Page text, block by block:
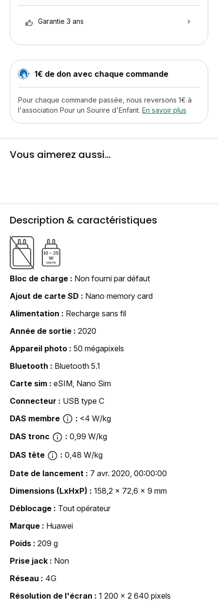
Garantie 3 ans
1€ de don avec chaque commande
Pour chaque commande passée, nous reversons 1€ à
l'association Pour un Sourire d'Enfant. En savoir plus
Vous aimerez aussi...
Description & caractéristiques
Bloc de charge
Non fourni par défaut
Ajout de carte SD
Nano memory card
Alimentation
Recharge sans fil
Année de sortie
2020
Appareil photo
50 mégapixels
Bluetooth
Bluetooth 5.1
Carte sim
eSIM, Nano Sim
Connecteur
USB type C
DAS membre
<4 W/kg
DAS tronc
0,99 W/kg
DAS tête
0,48 W/kg
Date de lancement
7 avr. 2020, 00:00:00
Dimensions (LxHxP)
158,2 x 72,6 x 9 mm
Déblocage
Tout opérateur
Marque
Huawei
Poids
209 g
Prise jack
Non
Réseau
4G
Résolution de l'écran
1 200 x 2 640 pixels